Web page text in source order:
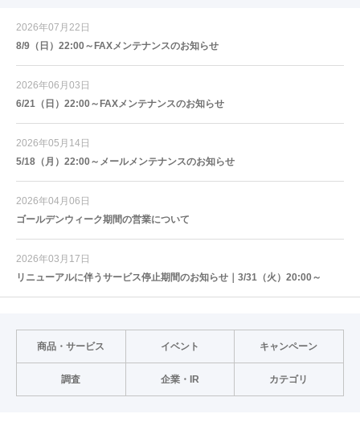
2026年07月22日
8/9（日）22:00～FAXメンテナンスのお知らせ
2026年06月03日
6/21（日）22:00～FAXメンテナンスのお知らせ
2026年05月14日
5/18（月）22:00～メールメンテナンスのお知らせ
2026年04月06日
ゴールデンウィーク期間の営業について
2026年03月17日
リニューアルに伴うサービス停止期間のお知らせ｜3/31（火）20:00～
商品・サービス イベント キャンペーン
調査 企業・IR カテゴリ